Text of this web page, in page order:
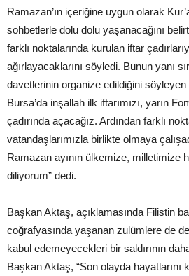
Ramazan’ın içeriğine uygun olarak
sohbetlerle dolu dolu yaşanacağını
farklı noktalarında kurulan iftar
ağırlayacaklarını söyledi. Bunun yanı
davetlerinin organize edildiğini
Bursa’da inşallah ilk iftarımızı, yarın
çadırında açacağız. Ardından farklı
vatandaşlarımızla birlikte olmaya
Ramazan ayının ülkemize, milletimize
diliyorum” dedi.
Başkan Aktaş, açıklamasında Filistin
coğrafyasında yaşanan zulümlere de
kabul edemeyecekleri bir saldırının
Başkan Aktaş, “Son olayda